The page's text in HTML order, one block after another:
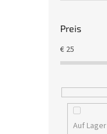
Preis
€ 25
Auf Lager